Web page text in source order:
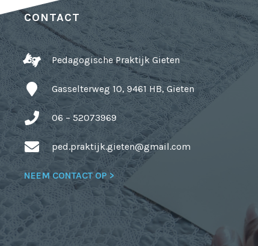
CONTACT
Pedagogische Praktijk Gieten
Gasselterweg 10, 9461 HB, Gieten
06 – 52073969
ped.praktijk.gieten@gmail.com
NEEM CONTACT OP >